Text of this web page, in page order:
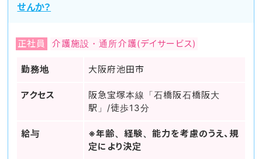
せんか？
正社員 介護施設・通所介護(デイサービス)
勤務地 大阪府池田市
アクセス
阪急宝塚本線「石橋阪石橋阪大
駅」/徒歩13分
給与
※年齢、経験、能力を考慮のうえ、規
定により決定